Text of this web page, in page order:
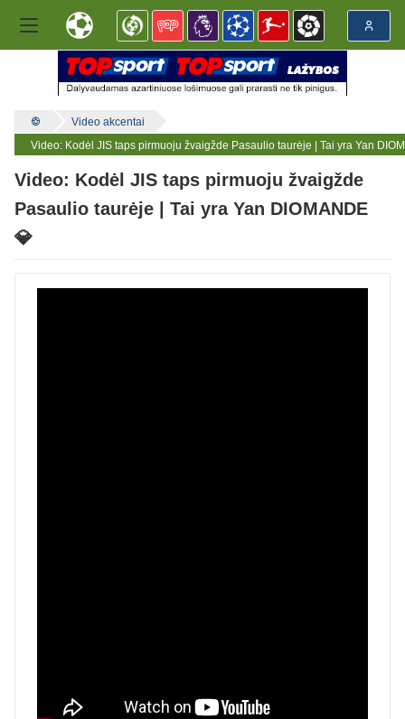
Video akcentai
Video: Kodėl JIS taps pirmuoju žvaigžde Pasaulio taurėje | Tai yra Yan
Video: Kodėl JIS taps pirmuoju žvaigžde
Pasaulio taurėje | Tai yra Yan DIOMANDE
💎